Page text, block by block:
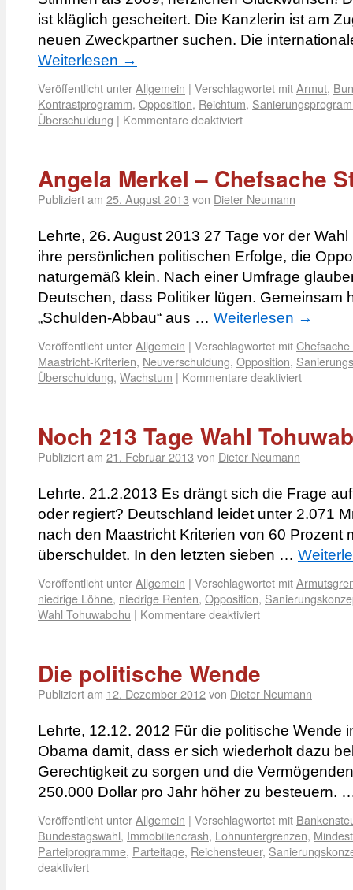
ist kläglich gescheitert. Die Kanzlerin ist am
neuen Zweckpartner suchen. Die
Weiterlesen →
Veröffentlicht unterAllgemein | Verschlagwortet mitArmut,
Kontrastprogramm, Opposition, Reichtum,
Überschuldung | Kommentare deaktiviert
Angela Merkel – Chefsache
Publiziert am 25. August 2013 von Dieter Neumann
Lehrte, 26. August 2013 27 Tage vor der
ihre persönlichen politischen Erfolge, die
naturgemäß klein. Nach einer Umfrage
Deutschen, dass Politiker lügen. Gemeinsam
„Schulden-Abbau“ aus … Weiterlesen →
Veröffentlicht unterAllgemein | Verschlagwortet mit
Maastricht-Kriterien, Neuverschuldung, Opposition,
Überschuldung, Wachstum | Kommentare deaktiviert
Noch 213 Tage Wahl
Publiziert am 21. Februar 2013 von Dieter Neumann
Lehrte. 21.2.2013 Es drängt sich die Frage
oder regiert? Deutschland leidet unter 2.071
nach den Maastricht Kriterien von 60 Prozent
überschuldet. In den letzten sieben …
Veröffentlicht unterAllgemein | Verschlagwortet mit
niedrige Löhne, niedrige Renten, Opposition,
Wahl Tohuwabohu | Kommentare deaktiviert
Die politische Wende
Publiziert am 12. Dezember 2012von Dieter Neumann
Lehrte, 12.12. 2012 Für die politische Wende
Obama damit, dass er sich wiederholt dazu
Gerechtigkeit zu sorgen und die
250.000 Dollar pro Jahr höher zu besteuern.
Veröffentlicht unterAllgemein | Verschlagwortet mit
Bundestagswahl, Immobiliencrash, Lohnuntergrenzen,
Parteiprogramme, Parteitage, Reichensteuer,
deaktiviert